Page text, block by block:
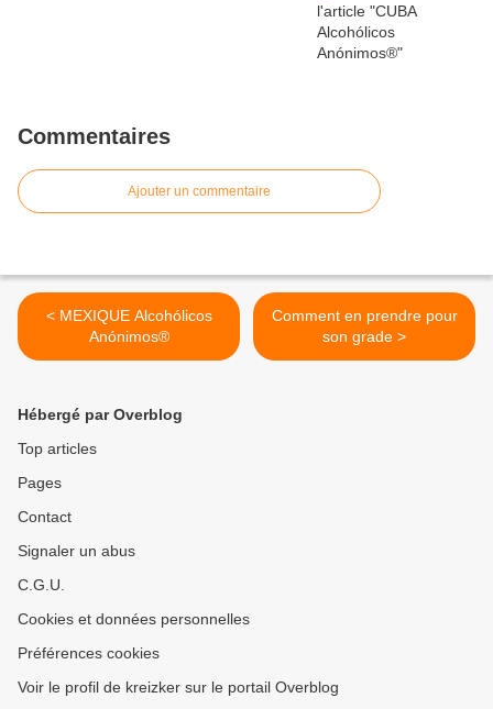
Commentaires
Ajouter un commentaire
< MEXIQUE Alcohólicos
Anónimos®
Comment en prendre pour
son grade >
Hébergé par Overblog
Top articles
Pages
Contact
Signaler un abus
C.G.U.
Cookies et données personnelles
Préférences cookies
Voir le profil de kreizker sur le portail Overblog